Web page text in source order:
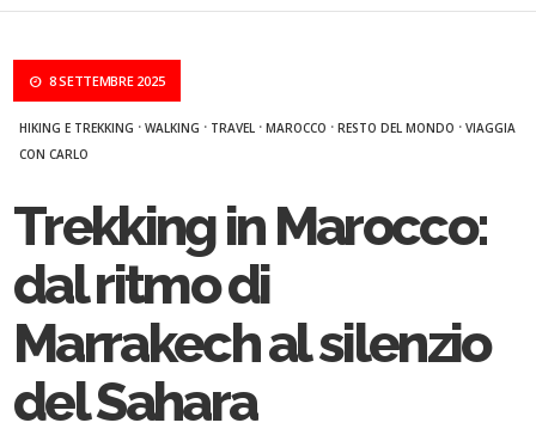
8 SETTEMBRE 2025
HIKING E TREKKING ·WALKING · TRAVEL ·MAROCCO ·RESTO DEL MONDO ·VIAGGIA
CON CARLO
Trekking in Marocco:
dal ritmo di
Marrakech al silenzio
del Sahara